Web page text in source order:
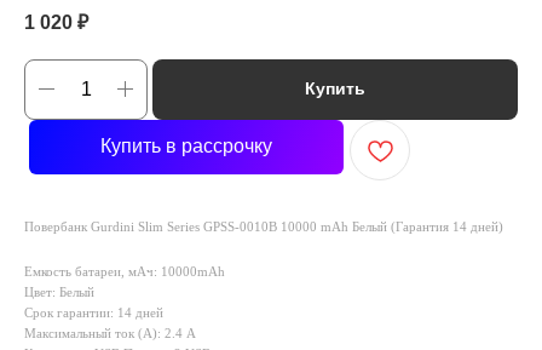
1 020 ₽
Купить
Купить в рассрочку
Повербанк Gurdini Slim Series GPSS-0010B 10000 mAh Белый (Гарантия 14 дней)
Емкость батареи, мАч: 10000mAh
Цвет: Белый
Срок гарантии: 14 дней
Максимальный ток (A): 2.4 А